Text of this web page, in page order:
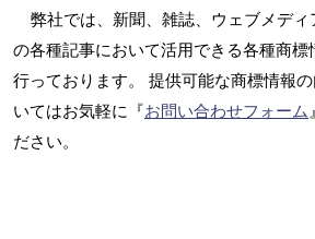
弊社では、新聞、雑誌、ウェブメデ
の各種記事において活用できる各種商標
行っております。 提供可能な商標情報
いてはお気軽に『お問い合わせフォーム
ださい。